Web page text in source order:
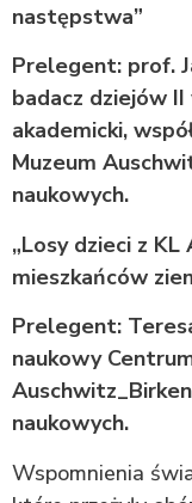
następstwa”
Prelegent: prof.
badacz dziejów
akademicki,
Muzeum
naukowych.
„Losy dzieci z
mieszkańców
Prelegent:
naukowy
naukowych.
Wspomnienia